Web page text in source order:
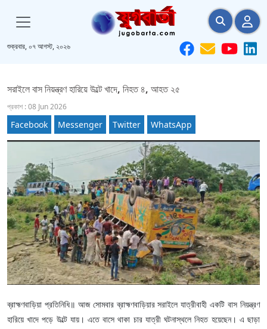
শুক্রবার, ০৭ আগস্ট, ২০২৬
সরাইলে বাস নিয়ন্ত্রণ হারিয়ে উল্টে খাদে, নিহত ৪, আহত ২৫
প্রকাশ : 08 Jun 2026
Facebook Messenger Twitter WhatsApp
ব্রাহ্মণবাড়িয়া প্রতিনিধি॥ আজ সোমবার ব্রাহ্মণবাড়িয়ার সরাইলে যাত্রীবাহী একটি বাস নিয়ন্ত্রণ
হারিয়ে খাদে পড়ে উল্টে যায়। এতে বাসে থাকা চার যাত্রী ঘটনাস্থলে নিহত হয়েছেন। এ ছাড়া